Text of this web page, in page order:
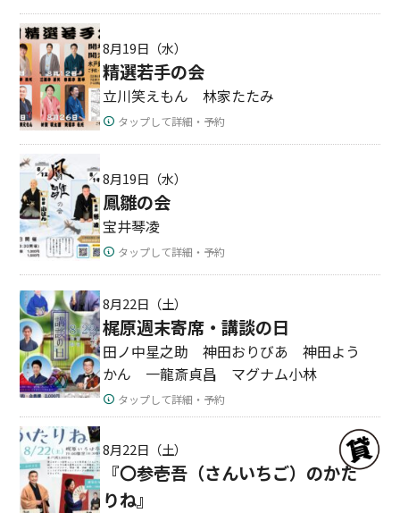
8月19日（水）
精選若手の会
立川笑えもん 林家たたみ
タップして詳細・予約
8月19日（水）
鳳雛の会
宝井琴凌
タップして詳細・予約
8月22日（土）
梶原週末寄席・講談の日
田ノ中星之助 神田おりびあ 神田よう
かん 一龍斎貞昌 マグナム小林
タップして詳細・予約
8月22日（土）
『〇参壱吾（さんいちご）のかた
りね』